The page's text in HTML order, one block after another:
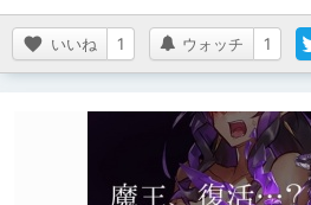
いいね 1 ウォッチ 1